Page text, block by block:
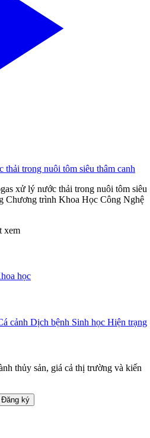
trong nuôi tôm siêu thâm canh
xử lý nước thải trong nuôi tôm siêu
Chương trình Khoa Học Công Nghệ
xem
học
cảnh Dịch bệnh Sinh học Hiện trạng
thủy sản, giá cả thị trường và kiến
Đăng ký